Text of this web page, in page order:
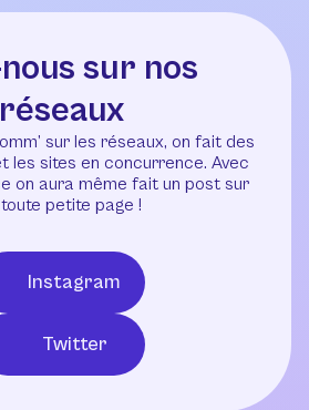
sur nos
réseaux
sur les réseaux, on fait des
les sites en concurrence. Avec
on aura même fait un post sur
petite page !
Instagram
Twitter